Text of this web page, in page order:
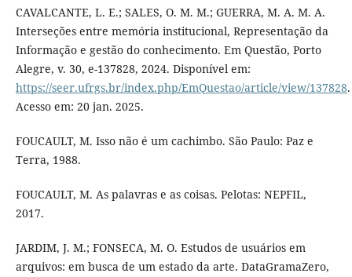
CAVALCANTE, L. E.; SALES, O. M. M.; GUERRA, M. A. M. A.
Interseções entre memória institucional, Representação da
Informação e gestão do conhecimento. Em Questão, Porto
Alegre, v. 30, e-137828, 2024. Disponível em:
https://seer.ufrgs.br/index.php/EmQuestao/article/view/137828.
Acesso em: 20 jan. 2025.
FOUCAULT, M. Isso não é um cachimbo. São Paulo: Paz e
Terra, 1988.
FOUCAULT, M. As palavras e as coisas. Pelotas: NEPFIL,
2017.
JARDIM, J. M.; FONSECA, M. O. Estudos de usuários em
arquivos: em busca de um estado da arte. DataGramaZero,